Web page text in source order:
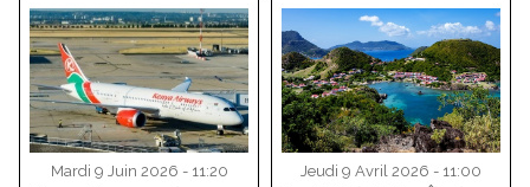
Mardi 9 Juin 2026 - 11:20
Jeudi 9 Avril 2026 - 11:00